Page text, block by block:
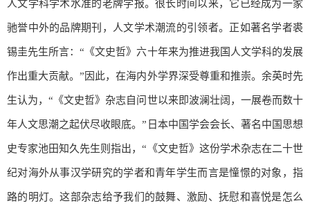
人文学科学术水准的老牌学报。很长时间以来，它已经成为一家
驰誉中外的品牌期刊，人文学术潮流的引领者。正如著名学者裘
锡圭先生所言：“《文史哲》六十年来为推进我国人文学科的发展
作出重大贡献。”因此，在海内外学界深受尊重和推崇。余英时先
生认为，“《文史哲》杂志自问世以来即波澜壮阔，一展卷而数十
年人文思潮之起伏尽收眼底。”日本中国学会会长、著名中国思想
史专家池田知久先生则指出，“《文史哲》这份学术杂志在二十世
纪对海外从事汉学研究的学者和青年学生而言是憧憬的对象，指
路的明灯。这部杂志给予我们的鼓舞、激励、抚慰和喜悦是怎么